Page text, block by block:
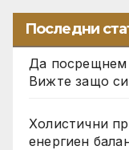
Последни
Да посрещнем
Вижте защо
Холистични
енергиен